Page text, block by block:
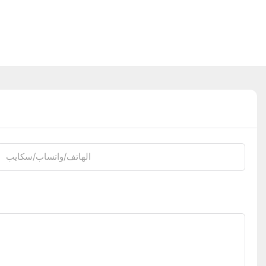
الهاتف/واتساب/سكايب